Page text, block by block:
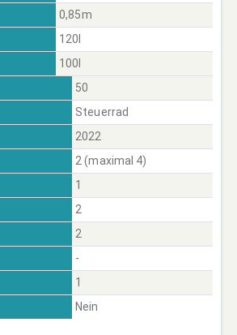
0,85m
120l
100l
50
Steuerrad
2022
2 (maximal 4)
1
2
2
-
1
Nein